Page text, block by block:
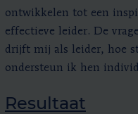
ontwikkelen tot een
effectieve leider. De
drijft mij als leider, hoe
ondersteun ik hen
Resultaat